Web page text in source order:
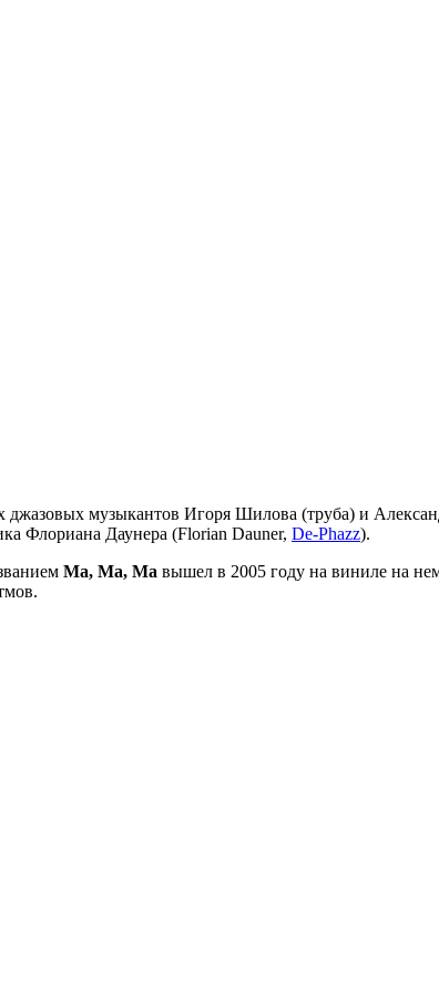
джазовых музыкантов Игоря Шилова (труба) и
Флориана Даунера (Florian Dauner, De-Phazz).
Ма, Ма, Ма вышел в 2005 году на виниле на